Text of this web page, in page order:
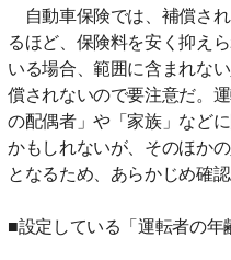
自動車保険では、補償さ
るほど、保険料を安く抑え
いる場合、範囲に含まれな
償されないので要注意だ。
の配偶者」や「家族」など
かもしれないが、そのほか
となるため、あらかじめ確認
■設定している「運転者の年